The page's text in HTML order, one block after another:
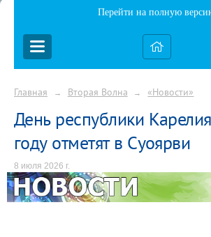
Перейти на полную
Главная → Вторая Волна → «Новости»
День республики
году отметят в Суоярви
8 июля 2026 г.